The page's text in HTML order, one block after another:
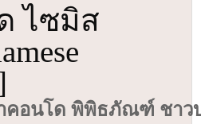
ไซมิส
คอนโด พิพิธภัณฑ์ ชาว